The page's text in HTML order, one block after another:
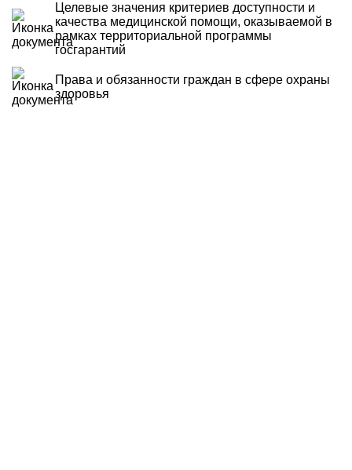
Целевые значения критериев доступности и
качества медицинской помощи, оказываемой в
рамках территориальной программы
госгарантий
Права и обязанности граждан в сфере охраны
здоровья